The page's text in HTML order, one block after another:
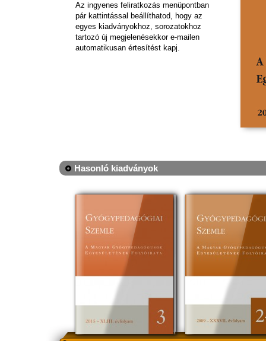
Az ingyenes feliratkozás menüpontban
pár kattintással beállíthatod, hogy az
egyes kiadványokhoz, sorozatokhoz
tartozó új megjelenésekkor e-mailen
automatikusan értesítést kapj.
Hasonló kiadványok